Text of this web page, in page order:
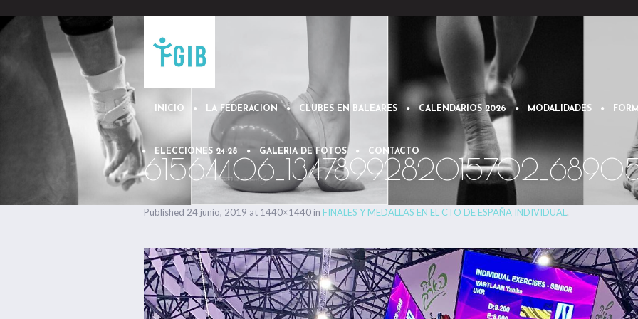
INICIO LA FEDERACION CLUBES EN BALEARES CALENDARIOS 2026 MODALIDADES
ELECCIONES 24-28 GALERIA DE FOTOS CONTACTO
Published 24 junio, 2019 at 1440×1440 in FINALES Y MEDALLAS EN EL CTO DE ESPAÑA INDIVIDUAL .